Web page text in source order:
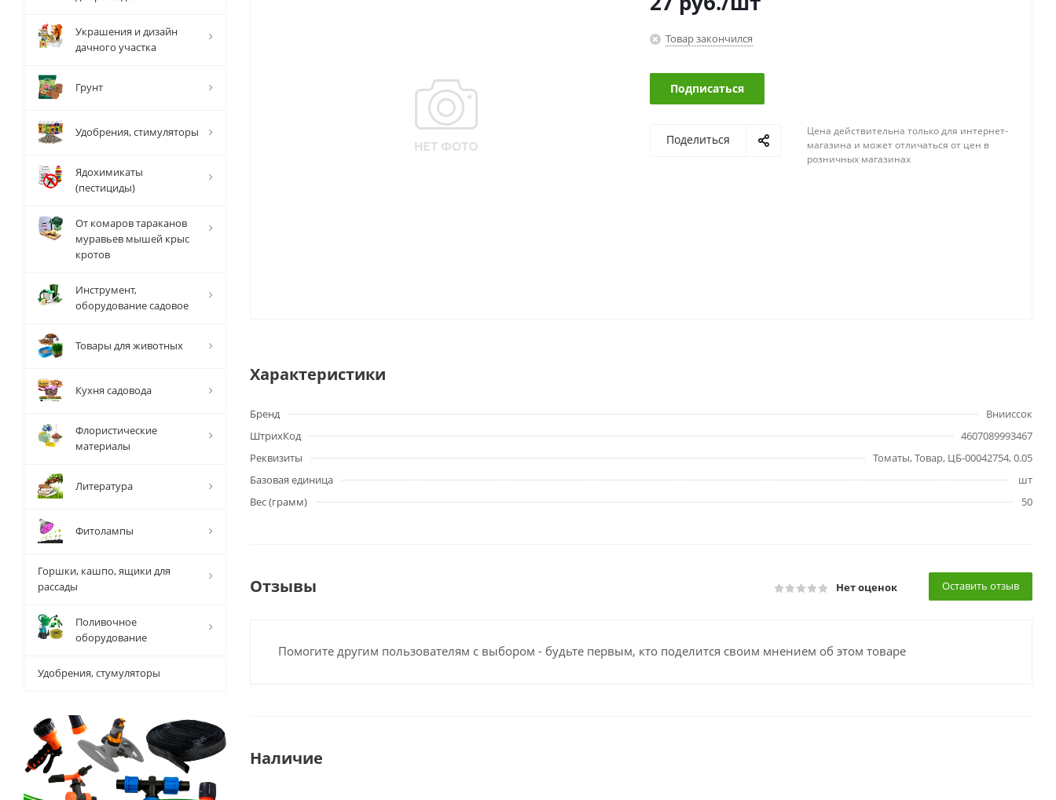
Товар закончился
Подписаться
Поделиться
Цена действительна только для интернет-
магазина и может отличаться от цен в
розничных магазинах
Характеристики
Бренд
Внииссок
ШтрихКод
4607089993467
Реквизиты
Томаты, Товар, ЦБ-00042754, 0.05
Базовая единица
шт
Вес (грамм)
50
Отзывы Нет оценок Оставить отзыв
Помогите другим пользователям с выбором - будьте первым, кто поделится своим мнением об этом товаре
Наличие
Украшения и дизайн
дачного участка
Грунт
Удобрения, стимуляторы
Ядохимикаты
(пестициды)
От комаров тараканов
муравьев мышей крыс
кротов
Инструмент,
оборудование садовое
Товары для животных
Кухня садовода
Флористические
материалы
Литература
Фитолампы
Горшки, кашпо, ящики для
рассады
Поливочное
оборудование
Удобрения, стумуляторы